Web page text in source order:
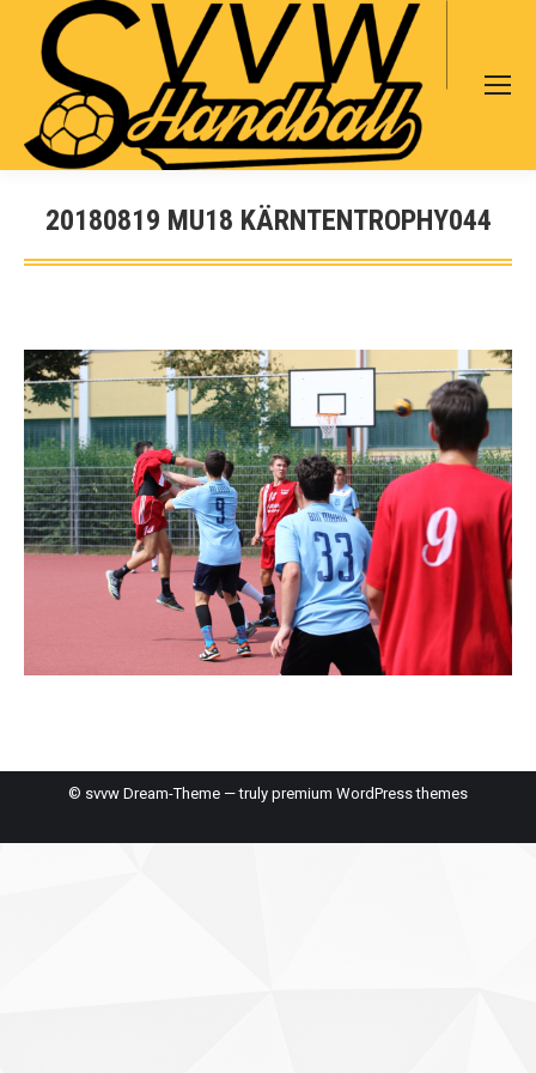
Search:
20180819 MU18 KÄRNTENTROPHY044
Sie befinden sich hier:
© svvw Dream-Theme — truly premium WordPress themes